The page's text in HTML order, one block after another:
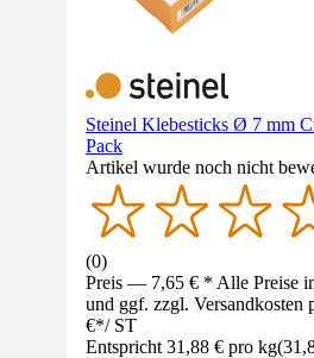
Steinel Klebesticks Ø 7 mm
Pack
Artikel wurde noch nicht
(0)
Preis — 7,65 € * Alle Preise
und ggf. zzgl. Versandkosten
€*/ ST
Entspricht 31,88 € pro kg(